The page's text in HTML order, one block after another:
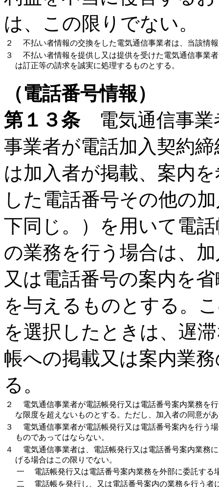
は、この限りでない。
２
不払い者情報の交換をした電気通信事業者は、当該情
３
不払い者情報を提供し又は提供を受けた電気通信事業
は訂正等の請求を誠実に処理するものとする。
（電話番号情報）
第１３条電気通信事業
事業者が電話加入契約
は加入者が掲載、案内
した電話番号その他の
下同じ。）を用いて電
の業務を行う場合は、
又は電話番号の案内を
を与えるものとする。
を選択したときは、遅
帳への掲載又は案内業
る。
２
電気通信事業者が電話帳発行又は電話番号案内業務を
な限度を超えないものとする。ただし、加入者の同意が
３
電気通信事業者が電話帳発行又は電話番号案内を行う
ものであってはならない。
４
電気通信事業者は、電話帳発行又は電話番号案内業務
げる場合はこの限りでない。
一
電話帳発行又は電話番号案内業務を外部に委託する
二
電話帳を発行し、又は電話番号案内の業務を行う者